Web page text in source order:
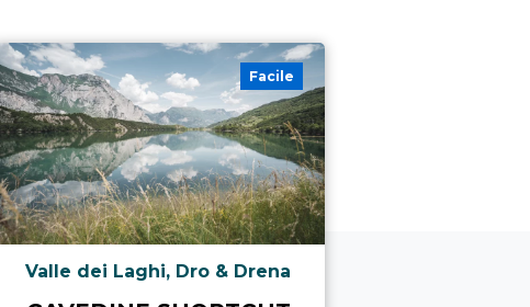
Facile
Valle dei Laghi, Dro & Drena